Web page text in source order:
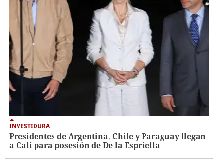
INVESTIDURA
Presidentes de Argentina, Chile y Paraguay llegan
a Cali para posesión de De la Espriella